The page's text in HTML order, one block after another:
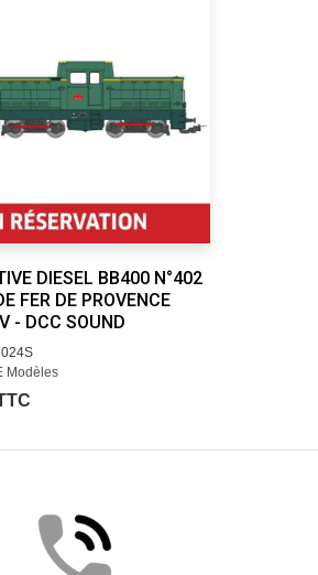
DIESEL BB400 N°402
FER DE PROVENCE
- DCC SOUND
Modèles